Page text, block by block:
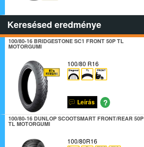
Keresésed eredménye
100/80-16 BRIDGESTONE SC1 FRONT 50P TL
MOTORGUMI
100/80 R16
Leírás ?
100/80-16 DUNLOP SCOOTSMART FRONT/REAR 50P
TL MOTORGUMI
100/80R16